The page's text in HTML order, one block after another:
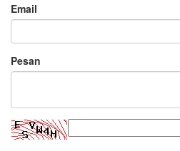
Email
Pesan